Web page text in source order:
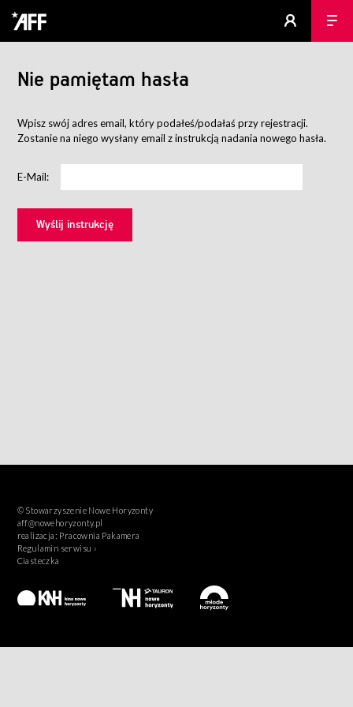
Nie pamiętam hasła
Wpisz swój adres email, który podałeś/podałaś przy rejestracji.
Zostanie na niego wysłany email z instrukcją nadania nowego hasła.
E-Mail:
© Stowarzyszenie Nowe Horyzonty
aff@nowehoryzonty.pl
realizacja: Pracownia Pakamera
Regulamin serwisu ›
Ciasteczka